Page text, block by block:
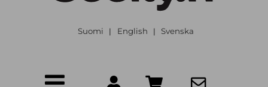
Suomi | English | Svenska